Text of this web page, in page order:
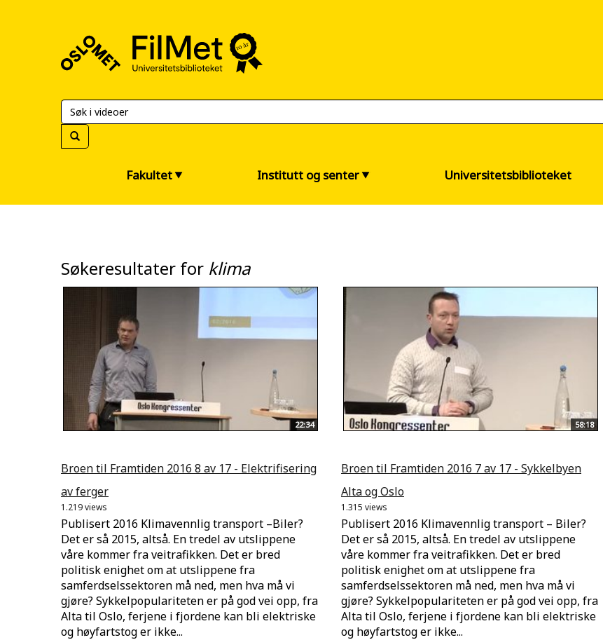
Universitetsbiblioteket
Fakultet Institutt og senter Universitetsbiblioteket
Søkeresultater for klima
22:34
Broen til Framtiden 2016 8 av 17 - Elektrifisering
av ferger
1.219 views
Publisert 2016 Klimavennlig transport –Biler?
Det er så 2015, altså. En tredel av utslippene
våre kommer fra veitrafikken. Det er bred
politisk enighet om at utslippene fra
samferdselssektoren må ned, men hva må vi
gjøre? Sykkelpopulariteten er på god vei opp, fra
Alta til Oslo, ferjene i fjordene kan bli elektriske
og høyfartstog er ikke...
58:18
Broen til Framtiden 2016 7 av 17 - Sykkelbyen
Alta og Oslo
1.315 views
Publisert 2016 Klimavennlig transport – Biler?
Det er så 2015, altså. En tredel av utslippene
våre kommer fra veitrafikken. Det er bred
politisk enighet om at utslippene fra
samferdselssektoren må ned, men hva må vi
gjøre? Sykkelpopulariteten er på god vei opp, fra
Alta til Oslo, ferjene i fjordene kan bli elektriske
og høyfartstog er ikke...